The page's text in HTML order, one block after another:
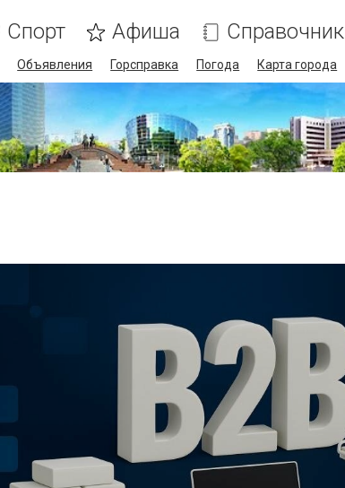
Спорт Афиша Справочник
Объявления Горсправка Погода Карта города